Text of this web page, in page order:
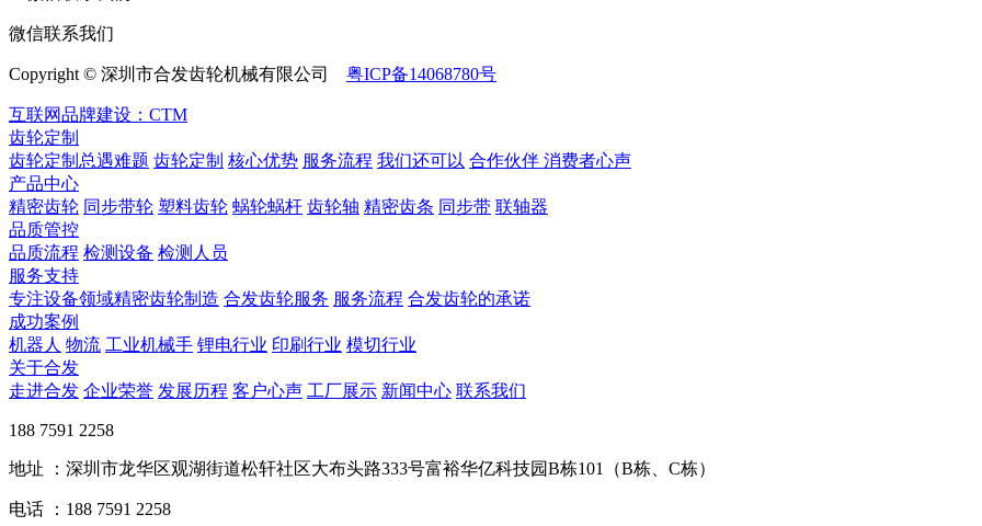
微信联系我们
Copyright © 深圳市合发齿轮机械有限公司 粤ICP备14068780号
互联网品牌建设：CTM
齿轮定制
齿轮定制总遇难题 齿轮定制 核心优势 服务流程 我们还可以 合作伙伴 ​ 消费者心声
产品中心
精密齿轮 同步带轮 塑料齿轮 蜗轮蜗杆 齿轮轴 精密齿条 同步带 联轴器
品质管控
品质流程 检测设备 检测人员
服务支持
专注设备领域精密齿轮制造 合发齿轮服务 服务流程 合发齿轮的承诺
成功案例
机器人 物流 工业机械手 锂电行业 印刷行业 模切行业
关于合发
走进合发 企业荣誉 发展历程 客户心声 工厂展示 新闻中心 联系我们
188 7591 2258
地址 ：深圳市龙华区观湖街道松轩社区大布头路333号富裕华亿科技园B栋101（B栋、C栋）
电话 ：188 7591 2258